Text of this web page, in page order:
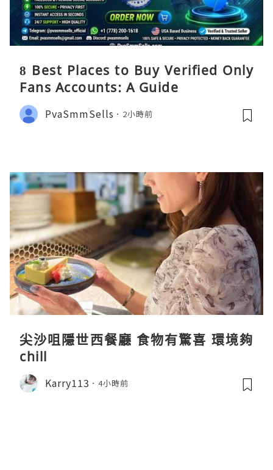
8 Best Places to Buy Verified Only
Fans Accounts: A Guide
PvaSmmSells 2小時前
尖沙咀隱世西餐廳 食物有驚喜 環境夠
chill
Karry113 4小時前